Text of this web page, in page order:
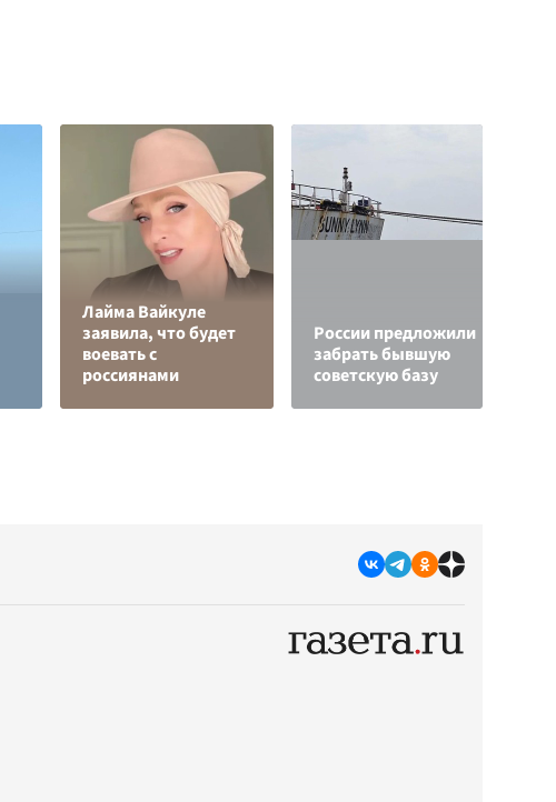
Лайма Вайкуле
заявила, что будет
воевать с
россиянами
России предложили
забрать бывшую
советскую базу